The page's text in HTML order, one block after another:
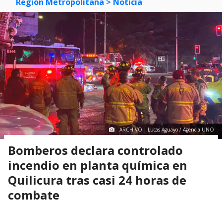
ARCHIVO | Lucas Aguayo / Agencia UNO
Bomberos declara controlado
incendio en planta química en
Quilicura tras casi 24 horas de
combate